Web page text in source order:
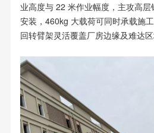
业高度与 22 米作业幅度，主攻高
安装，460kg 大载荷可同时承载施
回转臂架灵活覆盖厂房边缘及难达